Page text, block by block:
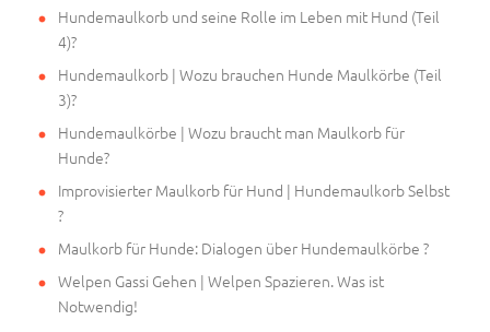
Hundemaulkorb und seine Rolle im Leben mit Hund (Teil
4)?
Hundemaulkorb | Wozu brauchen Hunde Maulkörbe (Teil
3)?
Hundemaulkörbe | Wozu braucht man Maulkorb für
Hunde?
Improvisierter Maulkorb für Hund | Hundemaulkorb Selbst
?
Maulkorb für Hunde: Dialogen über Hundemaulkörbe ?
Welpen Gassi Gehen | Welpen Spazieren. Was ist
Notwendig!